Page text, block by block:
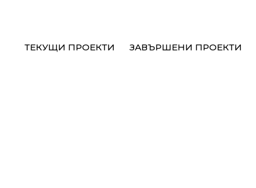
ТЕКУЩИ ПРОЕКТИ ЗАВЪРШЕНИ ПРОЕКТИ